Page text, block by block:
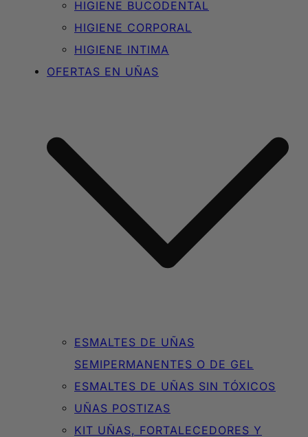
HIGIENE BUCODENTAL
HIGIENE CORPORAL
HIGIENE INTIMA
OFERTAS EN UÑAS
ESMALTES DE UÑAS
SEMIPERMANENTES O DE GEL
ESMALTES DE UÑAS SIN TÓXICOS
UÑAS POSTIZAS
KIT UÑAS, FORTALECEDORES Y